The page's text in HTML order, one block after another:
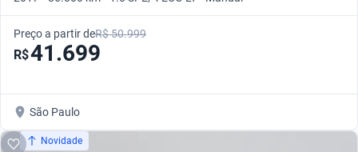
Preço a partir deR$ 50.999
R$41.699
São Paulo
Novidade